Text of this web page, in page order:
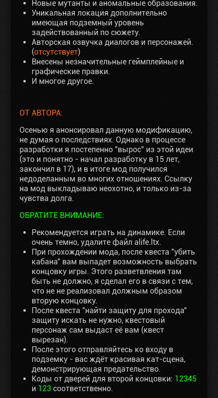
Новые мутанты и аномальные образования.
Уникальная локация дополнительно
имеющая подземный уровень
задействованный по сюжету.
Авторская озвучка диалогов и персонажей.
(отсутствует)
Внесены незначительные геймплейные и
графические правки.
И многое другое.
ОТ АВТОРА:
Осенью я анонсировал данную модификацию,
не думая о последствиях. Однако в процессе
разработки я постепенно "вырос" из этой идеи
(это и понятно - начал разработку в 15 лет,
закончил в 17), и в итоге мод получился
недоделанным во многих отношениях. Ссылку
на мод выкладываю неохотно, и только из-за
чувства долга.
ОБРАТИТЕ ВНИМАНИЕ:
Рекомендуется играть на динамике. Если
очень темно, удалите файл alife.ltx.
При прохождении мода, после квеста "убить
кабана" вам выпадет возможность выбрать
концовку игры. Этого разветвления там
быть не должно, я сделал его в связи с тем,
что не не реализовал должным образом
вторую концовку.
После квеста "найти защиту для прохода"
защиту искать не нужно, квестовый
персонаж сам выдаст её вам (квест
вырезан).
После этого отправляйтесь ко входу в
подземку - вас ждёт красивая кат-сцена,
демонстрирующая предательство.
Коды от дверей для второй концовки: 12345
и 123 соответственно.